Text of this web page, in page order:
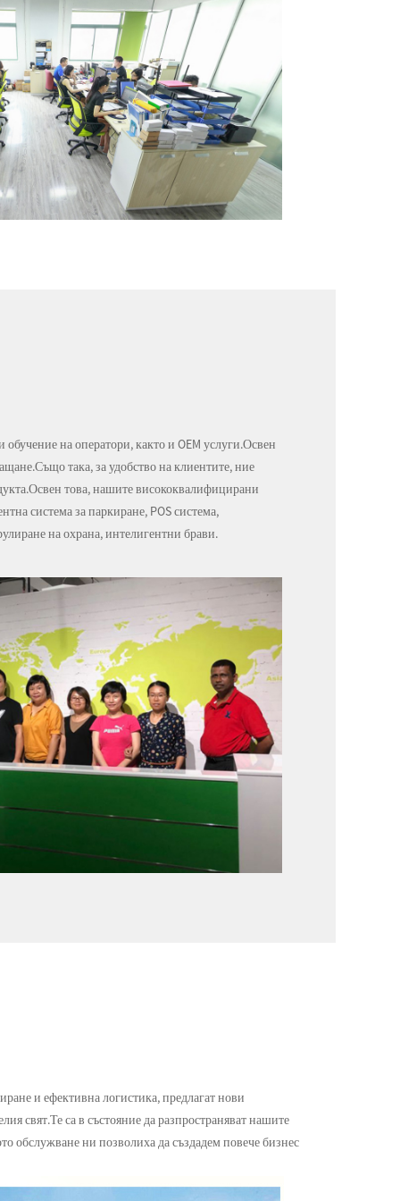
на оператори, както и OEM услуги.Освен
така, за удобство на клиентите, ние
това, нашите висококвалифицирани
система за паркиране, POS система,
на охрана, интелигентни брави.
и ефективна логистика, предлагат нови
свят.Те са в състояние да разпространяват нашите
обслужване ни позволиха да създадем повече бизнес